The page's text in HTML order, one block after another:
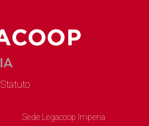
Statuto
Sede Legacoop Imperia